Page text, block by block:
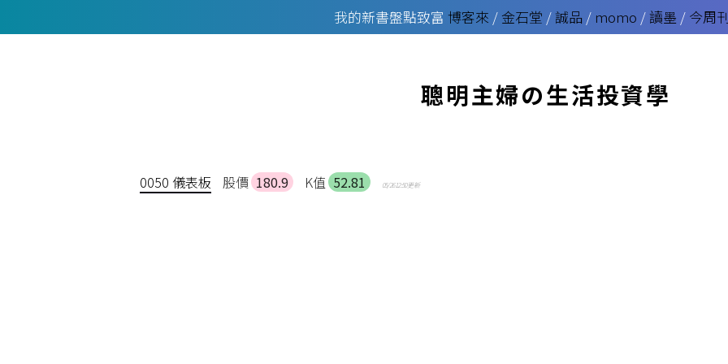
我的新書盤點致富 博客來 / 金石堂 / 誠品 / momo /讀墨 / 今周
聰明主婦の生活投資學
0050 儀表板 股價 180.9 K值 52.81 05/26 12:50 更新